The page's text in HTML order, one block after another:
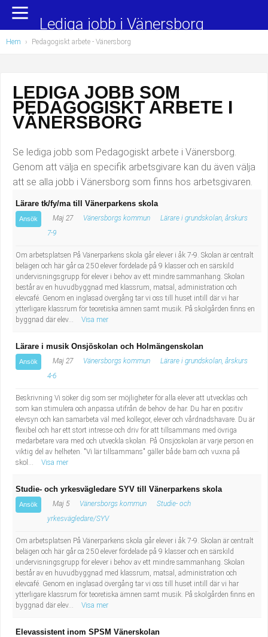
Yrkesområden
Administration, ekonomi, juridik
Chefer och verksamhetsledare
Data/IT
Försäljning, inköp, marknadsföring
Hantverksyrken
Hotell, restaurang, storhushåll
Hälso- och sjukvård
Industriell tillverkning
Installation, drift, underhåll
Kultur, media, design
Militärt arbete
Naturbruk
Naturvetenskapligt arbete
Pedagogiskt arbete
Sanering och renhållning
Socialt arbete
Säkerhetsarbete
Tekniskt arbete
Transport
Populära jobb
Undersköterska, hemtjänst och äldreboende
Barnskötare
Lärare i förskola/Förskollärare
Lagerarbetare
Bussförare/Busschaufför
Elevassistent
Personlig assistent
Behandlingsassistent/Socialpedagog
Tandsköterska
Tidningsbud/Tidningsdistributör
Lärare i fritidshem/Fritidspedagog
Taxiförare/Taxichaufför
Läkarsekreterare/Vårdadmin/Medicinsk
Lastbilsförare m.fl.
Fastighetsskötare
Informatör/Kommunikatör
Brevbärare
Sjuksköterska, grundutbildad
Lediga jobb i Vänersborg
Hem › Pedagogiskt arbete - Vänersborg
LEDIGA JOBB SOM
PEDAGOGISKT ARBETE I
VÄNERSBORG
Se lediga jobb som Pedagogiskt arbete i Vänersborg.
Genom att välja en specifik arbetsgivare kan du även välja
att se alla jobb i Vänersborg som finns hos arbetsgivaren.
Lärare tk/fy/ma till Vänerparkens skola
Ansök Maj 27 Vänersborgs kommun
Lärare i grundskolan, årskurs
7-9
Om arbetsplatsen På Vänerparkens skola går elever i åk 7-9. Skolan är centralt
belägen och här går ca 250 elever fördelade på 9 klasser och en särskild
undervisningsgrupp för elever i behov av ett mindre sammanhang. Skolan
består av en huvudbyggnad med klassrum, matsal, administration och
elevcafé. Genom en inglasad övergång tar vi oss till huset intill där vi har
ytterligare klassrum för teoretiska ämnen samt musik. På skolgården finns en
byggnad där elev...
Visa mer
Lärare i musik Onsjöskolan och Holmängenskolan
Ansök Maj 27 Vänersborgs kommun
Lärare i grundskolan, årskurs
4-6
Beskrivning Vi söker dig som ser möjligheter för alla elever att utvecklas och
som kan stimulera och anpassa utifrån de behov de har. Du har en positiv
elevsyn och kan samarbeta väl med kollegor, elever och vårdnadshavare. Du är
flexibel och har ett stort intresse och driv för att tillsammans med övriga
medarbetare vara med och utveckla skolan. På Onsjöskolan är varje person en
viktig del av helheten. "Vi lär tillsammans" gäller både barn och vuxna på
skol...
Visa mer
Studie- och yrkesvägledare SYV till Vänerparkens skola
Ansök Maj 5 Vänersborgs kommun
Studie- och
yrkesvägledare/SYV
Om arbetsplatsen På Vänerparkens skola går elever i åk 7-9. Skolan är centralt
belägen och här går ca 250 elever fördelade på 9 klasser och en särskild
undervisningsgrupp för elever i behov av ett mindre sammanhang. Skolan
består av en huvudbyggnad med klassrum, matsal, administration och
elevcafé. Genom en inglasad övergång tar vi oss till huset intill där vi har
ytterligare klassrum för teoretiska ämnen samt musik. På skolgården finns en
byggnad där elev...
Visa mer
Elevassistent inom SPSM Vänerskolan